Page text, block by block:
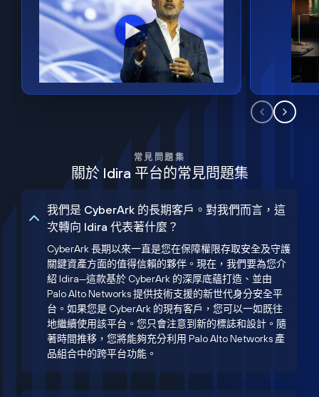
常見問題集
關於 Idira 平台的常見問題集
我們是 CyberArk 的長期客戶。對我們而言，這
次轉向 Idira 代表著什麼？
CyberArk 長期以來一直是您在保障權限存取安全及守護
關鍵資產方面的值得信賴的夥伴。現在，我們要為您介
紹 Idira—這款基於 CyberArk 的深厚底蘊打造、並由
Palo Alto Networks 提供技術支援的新世代身分安全平
台。如果您是 CyberArk 的現有客戶，您可以一如既往
地繼續使用該平台。您只會注意到新的標誌和設計。隨
著時間推移，您將能夠充分利用 Palo Alto Networks 產
品組合中的跨平台功能。